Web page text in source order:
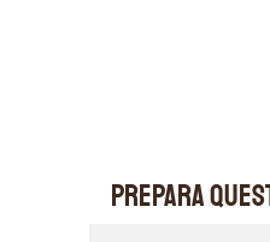
PREPARA